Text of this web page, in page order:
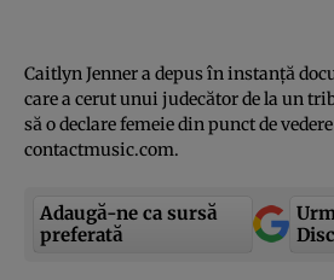
Caitlyn Jenner a depus în instanţă
care a cerut unui judecător de la un
să o declare femeie din punct de
contactmusic.com.
Adaugă-ne ca sursă
preferată